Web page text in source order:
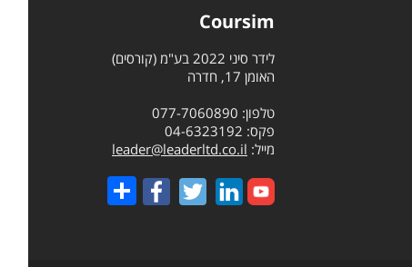
Coursim
לידר סיני 2022 בע"מ (קורסים)
האומן 17, חדרה
טלפון: 077-7060890
פקס: 04-6323192
מייל: leader@leaderltd.co.il
Share